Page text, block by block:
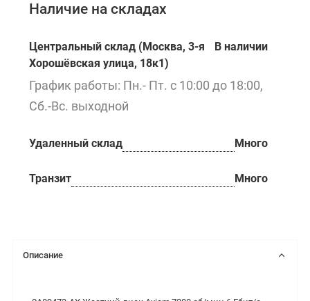
Наличие на складах
Центральный склад (Москва, 3-я
Хорошёвская улица, 18к1)
В наличии
График работы: Пн.- Пт. с 10:00 до 18:00,
Сб.-Вс. выходной
Удаленный склад Много
Транзит Много
Описание